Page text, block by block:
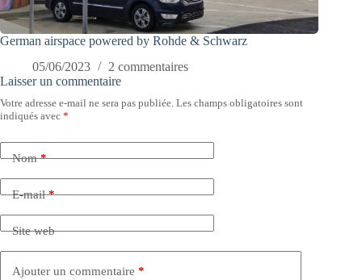
German airspace powered by Rohde & Schwarz
05/06/2023
2 commentaires
Laisser un commentaire
Votre adresse e-mail ne sera pas publiée. Les champs obligatoires sont
indiqués avec *
Nom*
E-mail*
Site web
Ajouter un commentaire *